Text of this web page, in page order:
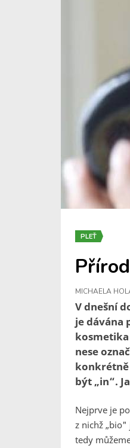
PLEŤ
MICHAELA
V dnešní
je dávána
kosmetika
nese
konkrétně
být „in“.
Nejprve je
z nichž
tedy